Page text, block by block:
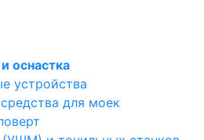
оснастка
устройства
для моек